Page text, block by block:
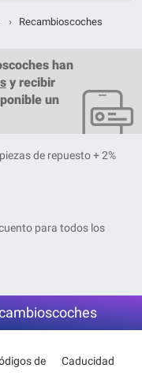
› Recambioscoches
han
y recibir
un
de repuesto + 2%
para todos los
de
Caducidad